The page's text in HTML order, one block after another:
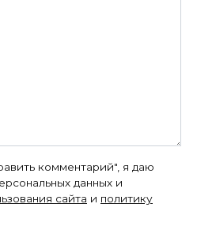
комментарий", я даю
данных и
сайта и политику